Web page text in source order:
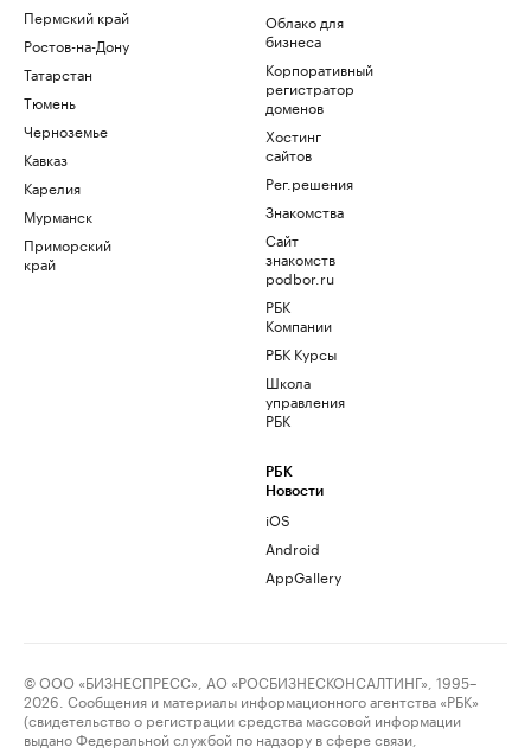
Пермский край
Ростов-на-Дону
Татарстан
Тюмень
Черноземье
Кавказ
Карелия
Мурманск
Приморский
край
Облако для
бизнеса
Корпоративный
регистратор
доменов
Хостинг
сайтов
Рег.решения
Знакомства
Сайт
знакомств
podbor.ru
РБК
Компании
РБК Курсы
Школа
управления
РБК
РБК
Новости
iOS
Android
AppGallery
© ООО «БИЗНЕСПРЕСС», АО «РОСБИЗНЕСКОНСАЛТИНГ», 1995–
2026. Сообщения и материалы информационного агентства «РБК»
(свидетельство о регистрации средства массовой информации
выдано Федеральной службой по надзору в сфере связи,